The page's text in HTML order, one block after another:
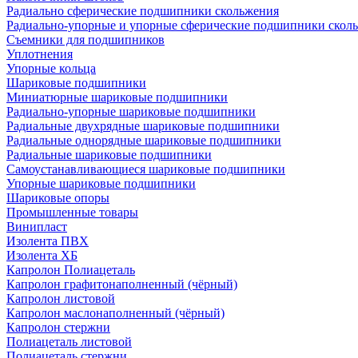
Радиально сферические подшипники скольжения
Радиально-упорные и упорные сферические подшипники
Съемники для подшипников
Уплотнения
Упорные кольца
Шариковые подшипники
Миниатюрные шариковые подшипники
Радиально-упорные шариковые подшипники
Радиальные двухрядные шариковые подшипники
Радиальные однорядные шариковые подшипники
Радиальные шариковые подшипники
Самоустанавливающиеся шариковые подшипники
Упорные шариковые подшипники
Шариковые опоры
Промышленные товары
Винипласт
Изолента ПВХ
Изолента ХБ
Капролон Полиацеталь
Капролон графитонаполненный (чёрный)
Капролон листовой
Капролон маслонаполненный (чёрный)
Капролон стержни
Полиацеталь листовой